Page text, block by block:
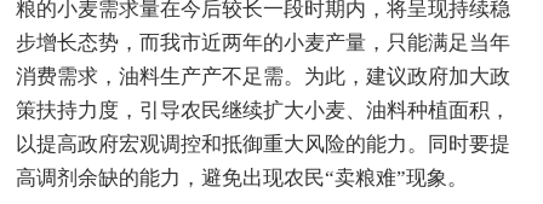
粮的小麦需求量在今后较长一段时期内，将呈现持续稳
步增长态势，而我市近两年的小麦产量，只能满足当年
消费需求，油料生产产不足需。为此，建议政府加大政
策扶持力度，引导农民继续扩大小麦、油料种植面积，
以提高政府宏观调控和抵御重大风险的能力。同时要提
高调剂余缺的能力，避免出现农民“卖粮难”现象。